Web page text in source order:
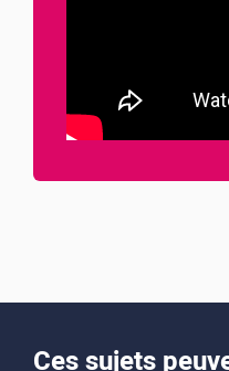
Ces sujets